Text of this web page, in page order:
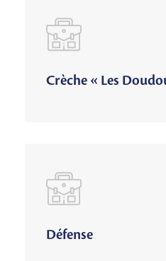
Crèche « Les
Défense